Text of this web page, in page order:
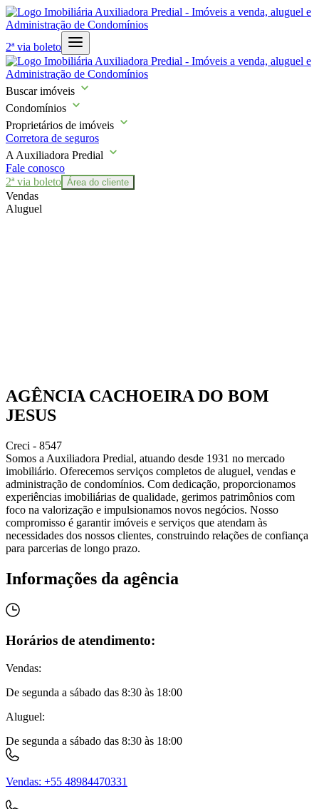
2ª via boleto
Buscar imóveis
Condomínios
Proprietários de imóveis
Corretora de seguros
A Auxiliadora Predial
Fale conosco
2ª via boleto Área do cliente
Vendas
Aluguel
AGÊNCIA CACHOEIRA DO BOM
JESUS
Creci - 8547
Somos a Auxiliadora Predial, atuando desde 1931 no mercado
imobiliário. Oferecemos serviços completos de aluguel, vendas e
administração de condomínios. Com dedicação, proporcionamos
experiências imobiliárias de qualidade, gerimos patrimônios com
foco na valorização e impulsionamos novos negócios. Nosso
compromisso é garantir imóveis e serviços que atendam às
necessidades dos nossos clientes, construindo relações de confiança
para parcerias de longo prazo.
Informações da agência
Horários de atendimento:
Vendas:
De segunda a sábado das 8:30 às 18:00
Aluguel:
De segunda a sábado das 8:30 às 18:00
Vendas: +55 48984470331